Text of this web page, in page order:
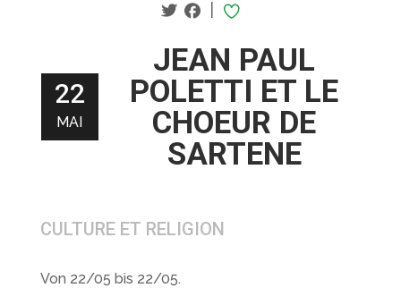
|
22
MAI
JEAN PAUL
POLETTI ET LE
CHOEUR DE
SARTENE
CULTURE ET RELIGION
Von 22/05 bis 22/05.